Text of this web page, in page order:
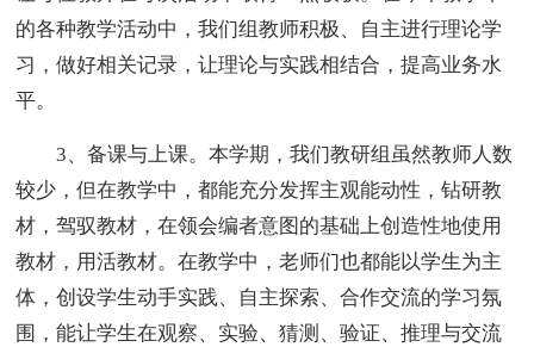
的各种教学活动中，我们组教师积极、自主进行理论学
习，做好相关记录，让理论与实践相结合，提高业务水
平。
3、备课与上课。本学期，我们教研组虽然教师人数
较少，但在教学中，都能充分发挥主观能动性，钻研教
材，驾驭教材，在领会编者意图的基础上创造性地使用
教材，用活教材。在教学中，老师们也都能以学生为主
体，创设学生动手实践、自主探索、合作交流的学习氛
围，能让学生在观察、实验、猜测、验证、推理与交流